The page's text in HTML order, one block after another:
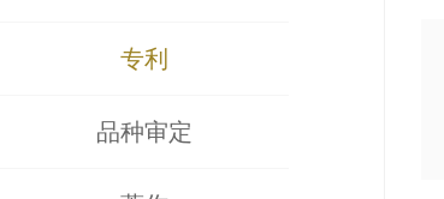
专利
品种审定